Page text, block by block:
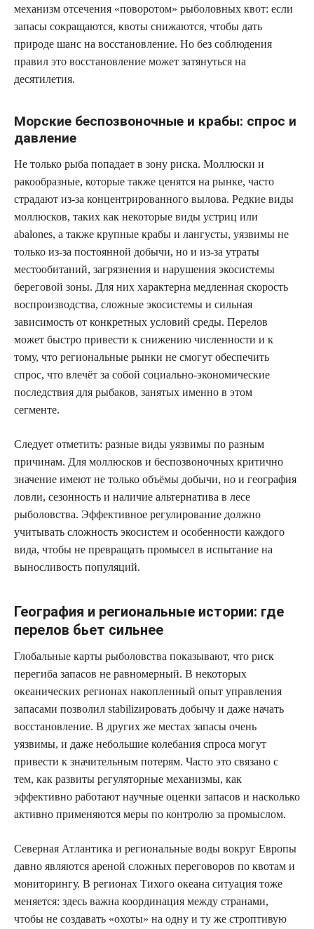
механизм отсечения «поворотом» рыболовных квот: если
запасы сокращаются, квоты снижаются, чтобы дать
природе шанс на восстановление. Но без соблюдения
правил это восстановление может затянуться на
десятилетия.
Морские беспозвоночные и крабы: спрос и
давление
Не только рыба попадает в зону риска. Моллюски и
ракообразные, которые также ценятся на рынке, часто
страдают из‑за концентрированного вылова. Редкие виды
моллюсков, таких как некоторые виды устриц или
abalones, а также крупные крабы и лангусты, уязвимы не
только из‑за постоянной добычи, но и из‑за утраты
местообитаний, загрязнения и нарушения экосистемы
береговой зоны. Для них характерна медленная скорость
воспроизводства, сложные экосистемы и сильная
зависимость от конкретных условий среды. Перелов
может быстро привести к снижению численности и к
тому, что региональные рынки не смогут обеспечить
спрос, что влечёт за собой социально-экономические
последствия для рыбаков, занятых именно в этом
сегменте.
Следует отметить: разные виды уязвимы по разным
причинам. Для моллюсков и беспозвоночных критично
значение имеют не только объёмы добычи, но и география
ловли, сезонность и наличие альтернатива в лесе
рыболовства. Эффективное регулирование должно
учитывать сложность экосистем и особенности каждого
вида, чтобы не превращать промысел в испытание на
выносливость популяций.
География и региональные истории: где
перелов бьет сильнее
Глобальные карты рыболовства показывают, что риск
перегиба запасов не равномерный. В некоторых
океанических регионах накопленный опыт управления
запасами позволил stabilizировать добычу и даже начать
восстановление. В других же местах запасы очень
уязвимы, и даже небольшие колебания спроса могут
привести к значительным потерям. Часто это связано с
тем, как развиты регуляторные механизмы, как
эффективно работают научные оценки запасов и насколько
активно применяются меры по контролю за промыслом.
Северная Атлантика и региональные воды вокруг Европы
давно являются ареной сложных переговоров по квотам и
мониторингу. В регионах Тихого океана ситуация тоже
меняется: здесь важна координация между странами,
чтобы не создавать «охоты» на одну и ту же строптивую